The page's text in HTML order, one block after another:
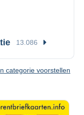
13.086
categorie voorstellen